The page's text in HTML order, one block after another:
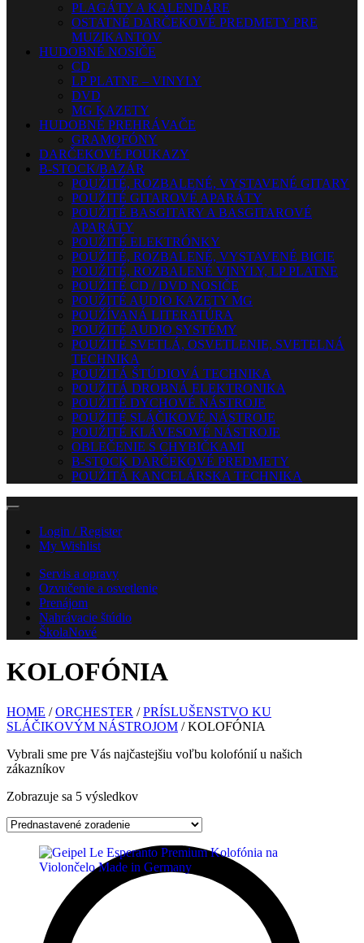
PLAGÁTY A KALENDÁRE
OSTATNÉ DARČEKOVÉ PREDMETY PRE
MUZIKANTOV
HUDOBNÉ NOSIČE
CD
LP PLATNE – VINYLY
DVD
MG KAZETY
HUDOBNÉ PREHRÁVAČE
GRAMOFÓNY
DARČEKOVÉ POUKAZY
B-STOCK/BAZÁR
POUŽITÉ, ROZBALENÉ, VYSTAVENÉ GITARY
POUŽITÉ GITAROVÉ APARÁTY
POUŽITÉ BASGITARY A BASGITAROVÉ
APARÁTY
POUŽITÉ ELEKTRÓNKY
POUŽITÉ, ROZBALENÉ, VYSTAVENÉ BICIE
POUŽITÉ, ROZBALENÉ VINYLY, LP PLATNE
POUŽITÉ CD / DVD NOSIČE
POUŽITÉ AUDIO KAZETY MG
POUŽÍVANÁ LITERATÚRA
POUŽITÉ AUDIO SYSTÉMY
POUŽITÉ SVETLÁ, OSVETLENIE, SVETELNÁ
TECHNIKA
POUŽITÁ ŠTÚDIOVÁ TECHNIKA
POUŽITÁ DROBNÁ ELEKTRONIKA
POUŽITÉ DYCHOVÉ NÁSTROJE
POUŽITÉ SLÁČIKOVÉ NÁSTROJE
POUŽITÉ KLÁVESOVÉ NÁSTROJE
OBLEČENIE S CHYBIČKAMI
B-STOCK DARČEKOVÉ PREDMETY
POUŽITÁ KANCELÁRSKA TECHNIKA
Login / Register
My Wishlist
Servis a opravy
Ozvučenie a osvetlenie
Prenájom
Nahrávacie štúdio
ŠkolaNové
KOLOFÓNIA
HOME /ORCHESTER /PRÍSLUŠENSTVO KU
SLÁČIKOVÝM NÁSTROJOM / KOLOFÓNIA
Vybrali sme pre Vás najčastejšiu voľbu kolofónií u našich
zákazníkov
Zobrazuje sa 5 výsledkov